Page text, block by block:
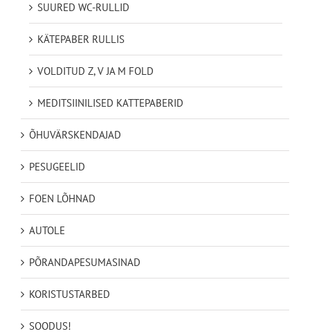
SUURED WC-RULLID
KÄTEPABER RULLIS
VOLDITUD Z, V JA M FOLD
MEDITSIINILISED KATTEPABERID
ÕHUVÄRSKENDAJAD
PESUGEELID
FOEN LÕHNAD
AUTOLE
PÕRANDAPESUMASINAD
KORISTUSTARBED
SOODUS!